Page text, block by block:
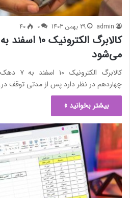
admin 29 بهمن 1403 0
40
می‌شود
چهاردهم در نظر دارد پس از مدتی توقف
بیشتر بخوانید »